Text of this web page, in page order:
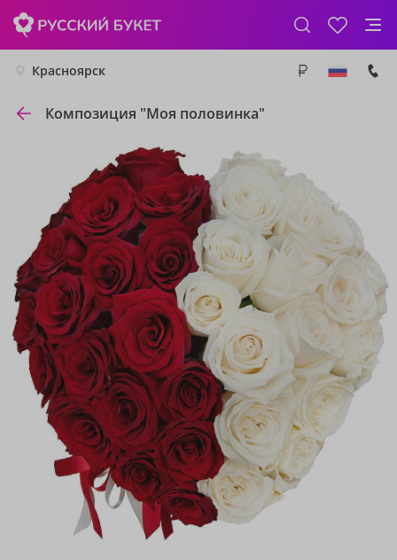
Красноярск
Композиция "Моя половинка"